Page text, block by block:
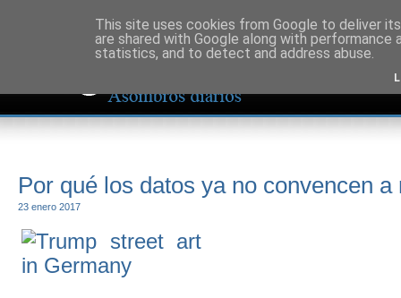
Por qué los datos ya no convencen a
23 enero 2017
This site uses cookies from Google to deliver
are shared with Google along with
statistics, and to detect and address abuse.